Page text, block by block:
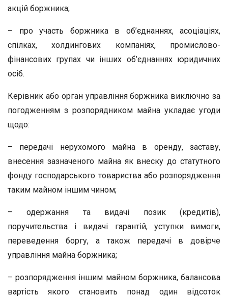
акцій боржника;
– про участь боржника в об’єднаннях, асоціаціях,
спілках, холдингових компаніях, промислово-
фінансових групах чи інших об’єднаннях юридичних
осіб.
Керівник або орган управління боржника виключно за
погодженням з розпорядником майна укладає угоди
щодо:
– передачі нерухомого майна в оренду, заставу,
внесення зазначеного майна як внеску до статутного
фонду господарського товариства або розпорядження
таким майном іншим чином;
– одержання та видачі позик (кредитів),
поручительства і видачі гарантій, уступки вимоги,
переведення боргу, а також передачі в довірче
управління майна боржника;
– розпорядження іншим майном боржника, балансова
вартість якого становить понад один відсоток